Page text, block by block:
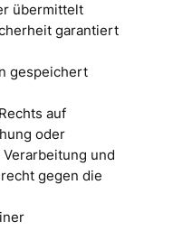
übermittelt
garantiert
gespeichert
auf
oder
und
gegen die